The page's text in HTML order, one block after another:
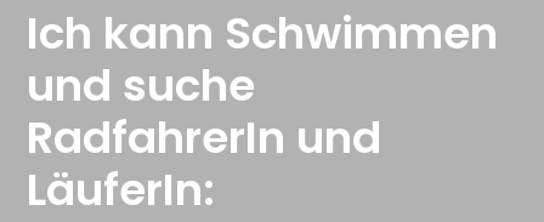
Ich kann Schwimmen
und suche
RadfahrerIn und
LäuferIn: